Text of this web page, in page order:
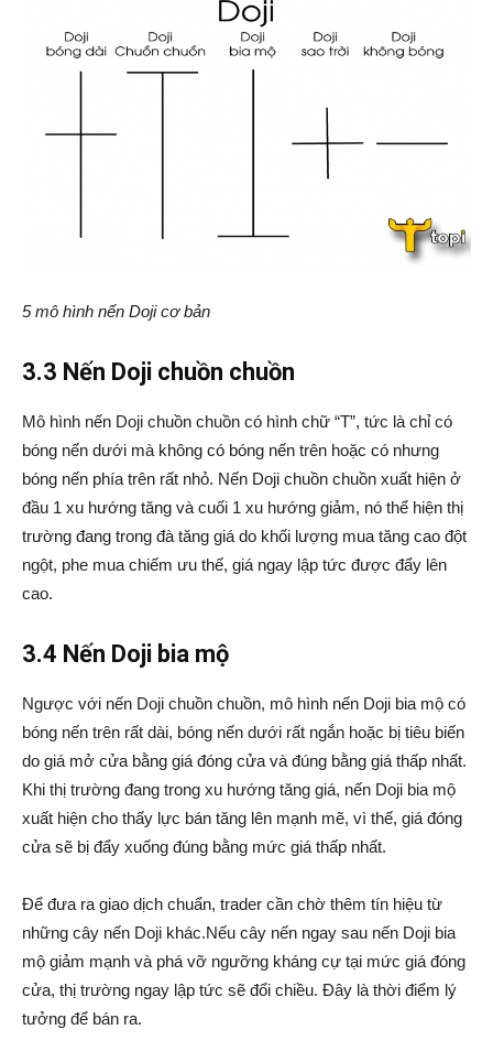
5 mô hình nến Doji cơ bản
3.3 Nến Doji chuồn chuồn
Mô hình nến Doji chuồn chuồn có hình chữ “T”, tức là chỉ có
bóng nến dưới mà không có bóng nến trên hoặc có nhưng
bóng nến phía trên rất nhỏ. Nến Doji chuồn chuồn xuất hiện ở
đầu 1 xu hướng tăng và cuối 1 xu hướng giảm, nó thể hiện thị
trường đang trong đà tăng giá do khối lượng mua tăng cao đột
ngột, phe mua chiếm ưu thế, giá ngay lập tức được đẩy lên
cao.
3.4 Nến Doji bia mộ
Ngược với nến Doji chuồn chuồn, mô hình nến Doji bia mộ có
bóng nến trên rất dài, bóng nến dưới rất ngắn hoặc bị tiêu biến
do giá mở cửa bằng giá đóng cửa và đúng bằng giá thấp nhất.
Khi thị trường đang trong xu hướng tăng giá, nến Doji bia mộ
xuất hiện cho thấy lực bán tăng lên mạnh mẽ, vì thế, giá đóng
cửa sẽ bị đẩy xuống đúng bằng mức giá thấp nhất.
Để đưa ra giao dịch chuẩn, trader cần chờ thêm tín hiệu từ
những cây nến Doji khác.Nếu cây nến ngay sau nến Doji bia
mộ giảm mạnh và phá vỡ ngưỡng kháng cự tại mức giá đóng
cửa, thị trường ngay lập tức sẽ đổi chiều. Đây là thời điểm lý
tưởng để bán ra.